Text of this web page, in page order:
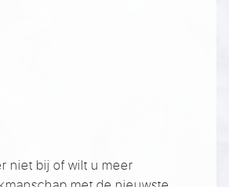
niet bij of wilt u meer